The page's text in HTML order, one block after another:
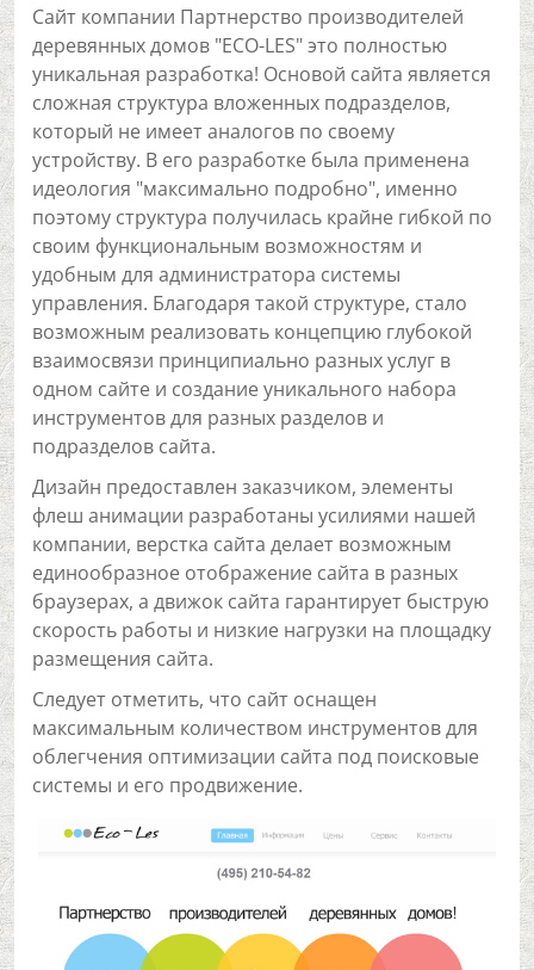
Cайт компании Партнерство производителей
деревянных домов "ECO-LES" это полностью
уникальная разработка! Основой сайта является
сложная структура вложенных подразделов,
который не имеет аналогов по своему
устройству. В его разработке была применена
идеология "максимально подробно", именно
поэтому структура получилась крайне гибкой по
своим функциональным возможностям и
удобным для администратора системы
управления. Благодаря такой структуре, стало
возможным реализовать концепцию глубокой
взаимосвязи принципиально разных услуг в
одном сайте и создание уникального набора
инструментов для разных разделов и
подразделов сайта.
Дизайн предоставлен заказчиком, элементы
флеш анимации разработаны усилиями нашей
компании, верстка сайта делает возможным
единообразное отображение сайта в разных
браузерах, а движок сайта гарантирует быструю
скорость работы и низкие нагрузки на площадку
размещения сайта.
Следует отметить, что сайт оснащен
максимальным количеством инструментов для
облегчения оптимизации сайта под поисковые
системы и его продвижение.